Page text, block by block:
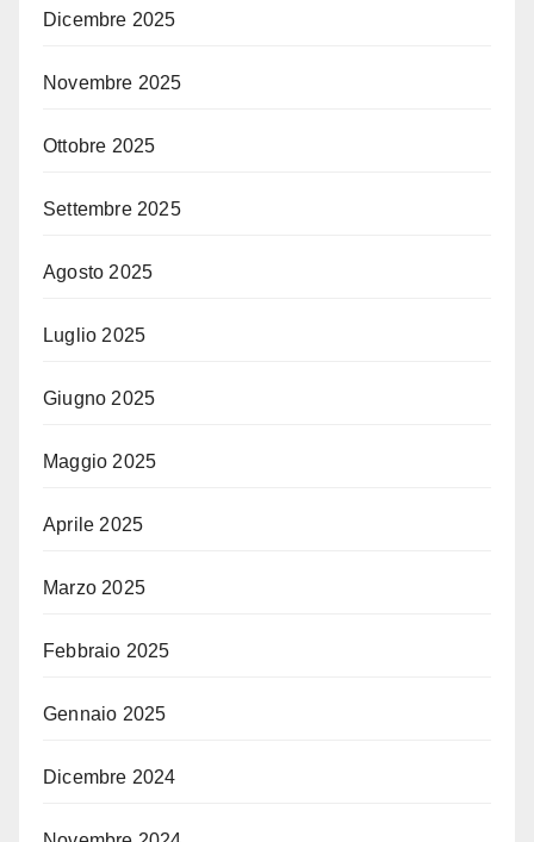
Dicembre 2025
Novembre 2025
Ottobre 2025
Settembre 2025
Agosto 2025
Luglio 2025
Giugno 2025
Maggio 2025
Aprile 2025
Marzo 2025
Febbraio 2025
Gennaio 2025
Dicembre 2024